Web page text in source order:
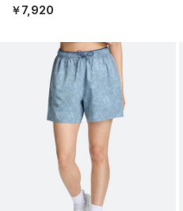
ング/MEN）
￥7,920